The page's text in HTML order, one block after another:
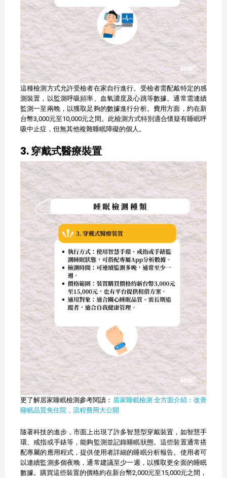
這種檢測方式允許受檢者在家自行進行。​受檢者需配戴特定的感
測裝置，以監測呼吸頻率、血氧濃度及心跳等數據。​通常需連續
監測一至兩晚，以獲取足夠的數據進行分析。​費用方面，約在新
台幣3,000元至10,000元之間。​此檢測方式特別適合懷疑有睡眠呼
吸中止症，但無其他複雜睡眠障礙的個人。​
3. 穿戴式醫療裝置
更了解居家睡眠檢測參考閱讀： 居家睡眠檢測 全方面介紹：改善
睡眠品質免住院，流程費用大公開
隨著科技的進步，市面上出現了許多智慧型穿戴裝置，如智慧手
環、戒指或手錶等，能夠監測並記錄睡眠狀態。​這些裝置通常搭
配專屬的應用程式，提供使用者詳細的睡眠分析報告。​使用者可
以連續監測多個夜晚，通常建議至少一週，以獲取更全面的睡眠
數據。​購買這些裝置的價格約在新台幣2,000元至15,000元之間，